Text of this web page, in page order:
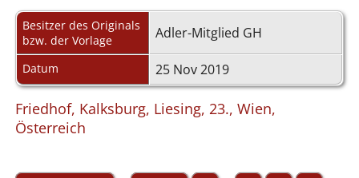
Besitzer des Originals
bzw. der Vorlage
Adler-Mitglied GH
Datum 25 Nov 2019
Friedhof, Kalksburg, Liesing, 23., Wien,
Österreich